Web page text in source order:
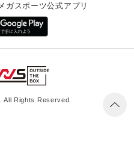
ガスポーツ公式アプリ
Rights Reserved.